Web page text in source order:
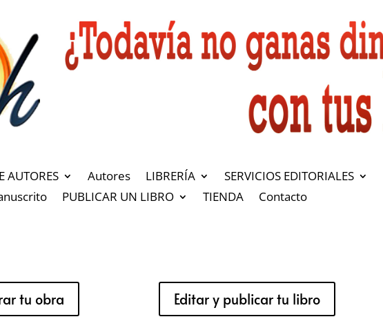
AUTORES Autores LIBRERÍA SERVICIOS EDITORIALES
PUBLICAR UN LIBRO TIENDA Contacto
tu obra Editar y publicar tu libro